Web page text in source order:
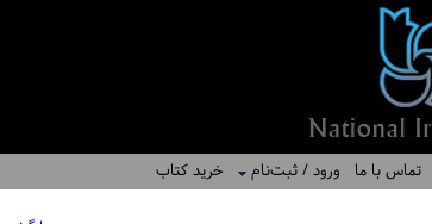
تماس با ما ورود / ثبت‌نام خرید کتاب